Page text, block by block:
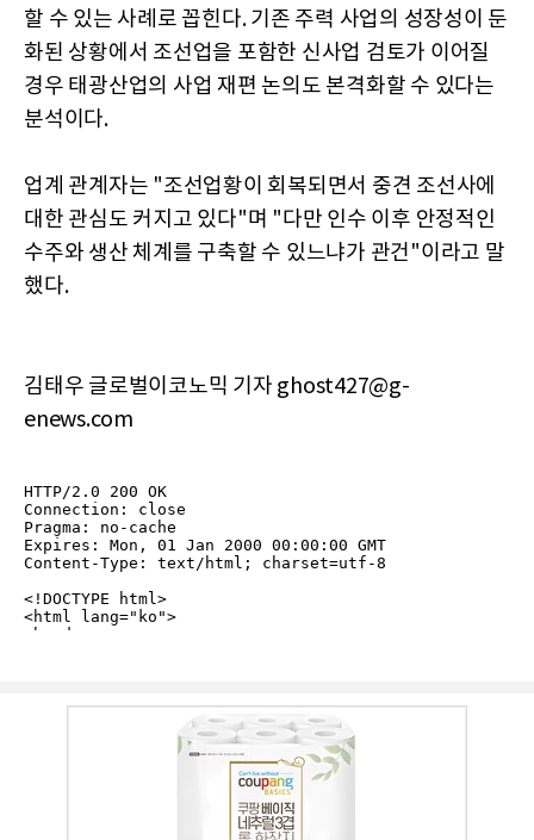
할 수 있는 사례로 꼽힌다. 기존 주력 사업의 성장성이 둔
화된 상황에서 조선업을 포함한 신사업 검토가 이어질
경우 태광산업의 사업 재편 논의도 본격화할 수 있다는
분석이다.
업계 관계자는 "조선업황이 회복되면서 중견 조선사에
대한 관심도 커지고 있다"며 "다만 인수 이후 안정적인
수주와 생산 체계를 구축할 수 있느냐가 관건"이라고 말
했다.
김태우 글로벌이코노믹 기자 ghost427@g-
enews.com